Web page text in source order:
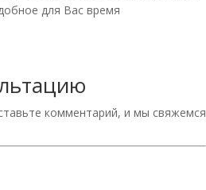
для Вас время
комментарий, и мы свяжемся